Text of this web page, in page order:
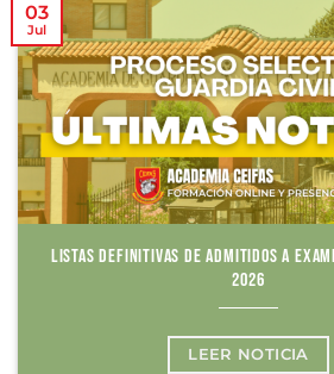
LISTAS DEFINITIVAS DE ADMITIDOS A
2026
LEER NOTICIA
03
Jul